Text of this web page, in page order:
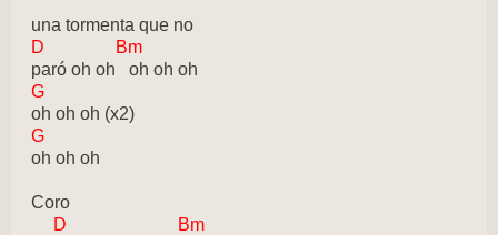
una tormenta que no
D Bm
paró oh oh oh oh oh
G
oh oh oh (x2)
G
oh oh oh
Coro
D Bm